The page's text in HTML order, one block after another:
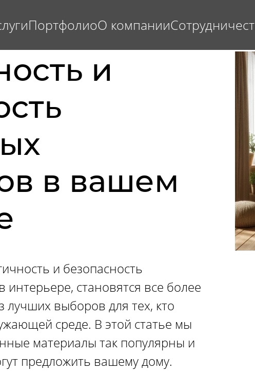
ПортфолиоО компании
и
в вашем
и безопасность
становятся все более
выборов для тех, кто
среде. В этой статье мы
материалы так популярны и
предложить вашему дому.